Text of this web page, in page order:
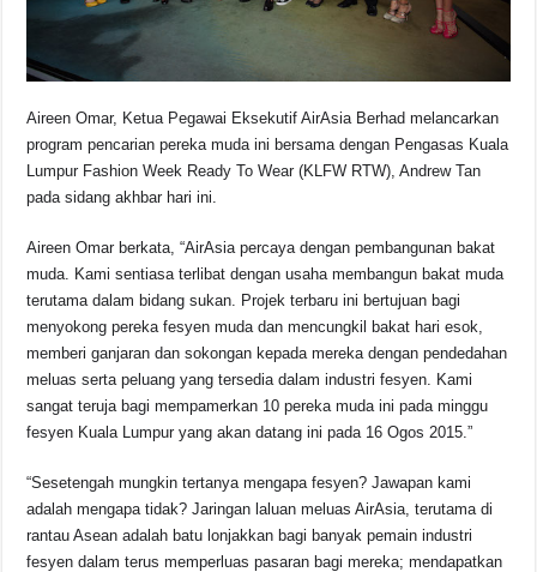
Aireen Omar, Ketua Pegawai Eksekutif AirAsia Berhad melancarkan
program pencarian pereka muda ini bersama dengan Pengasas Kuala
Lumpur Fashion Week Ready To Wear (KLFW RTW), Andrew Tan
pada sidang akhbar hari ini.
Aireen Omar berkata, “AirAsia percaya dengan pembangunan bakat
muda. Kami sentiasa terlibat dengan usaha membangun bakat muda
terutama dalam bidang sukan. Projek terbaru ini bertujuan bagi
menyokong pereka fesyen muda dan mencungkil bakat hari esok,
memberi ganjaran dan sokongan kepada mereka dengan pendedahan
meluas serta peluang yang tersedia dalam industri fesyen. Kami
sangat teruja bagi mempamerkan 10 pereka muda ini pada minggu
fesyen Kuala Lumpur yang akan datang ini pada 16 Ogos 2015.”
“Sesetengah mungkin tertanya mengapa fesyen? Jawapan kami
adalah mengapa tidak? Jaringan laluan meluas AirAsia, terutama di
rantau Asean adalah batu lonjakkan bagi banyak pemain industri
fesyen dalam terus memperluas pasaran bagi mereka; mendapatkan